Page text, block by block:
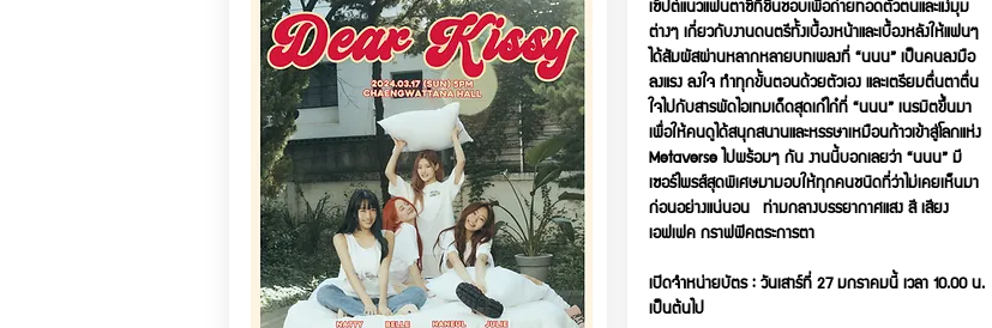
ต่างๆ เกี่ยวกับงานดนตรีทั้งเบื้องหน้าและเบื้องหลังให้แฟนๆ
ได้สัมผัสผ่านหลากหลายบทเพลงที่ “นนน” เป็นคนลงมือ
ลงแรง ลงใจ ทำทุกขั้นตอนด้วยตัวเอง และเตรียมตื่นตาตื่น
ใจไปกับสารพัดไอเทมเด็ดสุดเก๋ไก๋ที่ “นนน” เนรมิตขึ้นมา
เพื่อให้คนดูได้สนุกสนานและหรรษาเหมือนก้าวเข้าสู่โลกแห่ง
Metaverse ไปพร้อมๆ กัน งานนี้บอกเลยว่า “นนน” มี
เซอร์ไพรส์สุดพิเศษมามอบให้ทุกคนชนิดที่ว่าไม่เคยเห็นมา
ก่อนอย่างแน่นอน ท่ามกลางบรรยากาศแสง สี เสียง
เอฟเฟค กราฟฟิคตระการตา
เปิดจำหน่ายบัตร : วันเสาร์ที่ 27 มกราคมนี้ เวลา 10.00 น.
เป็นต้นไป